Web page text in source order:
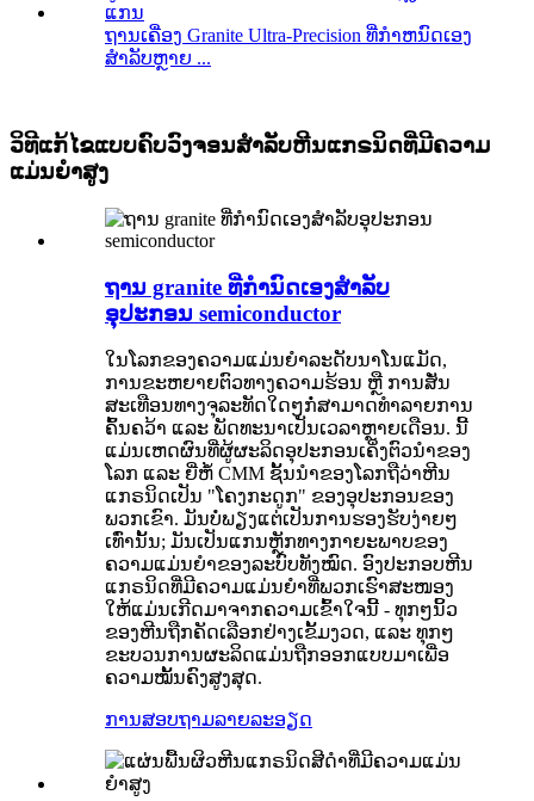
ຖານເຄື່ອງ Granite Ultra-Precision ທີ່ກໍາຫນົດເອງ
ສໍາລັບຫຼາຍ ...
ວິທີແກ້ໄຂແບບຄົບວົງຈອນສຳລັບຫີນແກຣນິດທີ່ມີຄວາມ
ແມ່ນຍໍາສູງ
ຖານ granite ທີ່ກຳນົດເອງສຳລັບ
ອຸປະກອນ semiconductor
ໃນໂລກຂອງຄວາມແມ່ນຍຳລະດັບນາໂນແມັດ,
ການຂະຫຍາຍຕົວທາງຄວາມຮ້ອນ ຫຼື ການສັ່ນ
ສະເທືອນທາງຈຸລະທັດໃດໆກໍ່ສາມາດທຳລາຍການ
ຄົ້ນຄວ້າ ແລະ ພັດທະນາເປັນເວລາຫຼາຍເດືອນ. ນີ້
ແມ່ນເຫດຜົນທີ່ຜູ້ຜະລິດອຸປະກອນເຄິ່ງຕົວນຳຂອງ
ໂລກ ແລະ ຍີ່ຫໍ້ CMM ຊັ້ນນຳຂອງໂລກຖືວ່າຫີນ
ແກຣນິດເປັນ "ໂຄງກະດູກ" ຂອງອຸປະກອນຂອງ
ພວກເຂົາ. ມັນບໍ່ພຽງແຕ່ເປັນການຮອງຮັບງ່າຍໆ
ເທົ່ານັ້ນ; ມັນເປັນແກນຫຼັກທາງກາຍະພາບຂອງ
ຄວາມແມ່ນຍຳຂອງລະບົບທັງໝົດ. ອົງປະກອບຫີນ
ແກຣນິດທີ່ມີຄວາມແມ່ນຍຳທີ່ພວກເຮົາສະໜອງ
ໃຫ້ແມ່ນເກີດມາຈາກຄວາມເຂົ້າໃຈນີ້ - ທຸກໆນິ້ວ
ຂອງຫີນຖືກຄັດເລືອກຢ່າງເຂັ້ມງວດ, ແລະ ທຸກໆ
ຂະບວນການຜະລິດແມ່ນຖືກອອກແບບມາເພື່ອ
ຄວາມໝັ້ນຄົງສູງສຸດ.
ການສອບຖາມລາຍລະອຽດ